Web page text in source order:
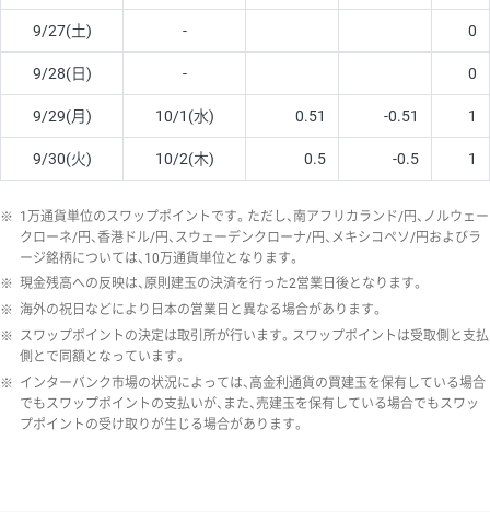
9/27(土) - 0
9/28(日) - 0
9/29(月) 10/1(水) 0.51 -0.51 1
9/30(火) 10/2(木) 0.5 -0.5 1
※ 1万通貨単位のスワップポイントです。ただし、南アフリカランド/円、ノルウェー
クローネ/円、香港ドル/円、スウェーデンクローナ/円、メキシコペソ/円およびラ
ージ銘柄については、10万通貨単位となります。
※ 現金残高への反映は、原則建玉の決済を行った2営業日後となります。
※ 海外の祝日などにより日本の営業日と異なる場合があります。
※ スワップポイントの決定は取引所が行います。スワップポイントは受取側と支払
側とで同額となっています。
※ インターバンク市場の状況によっては、高金利通貨の買建玉を保有している場合
でもスワップポイントの支払いが、また、売建玉を保有している場合でもスワッ
プポイントの受け取りが生じる場合があります。